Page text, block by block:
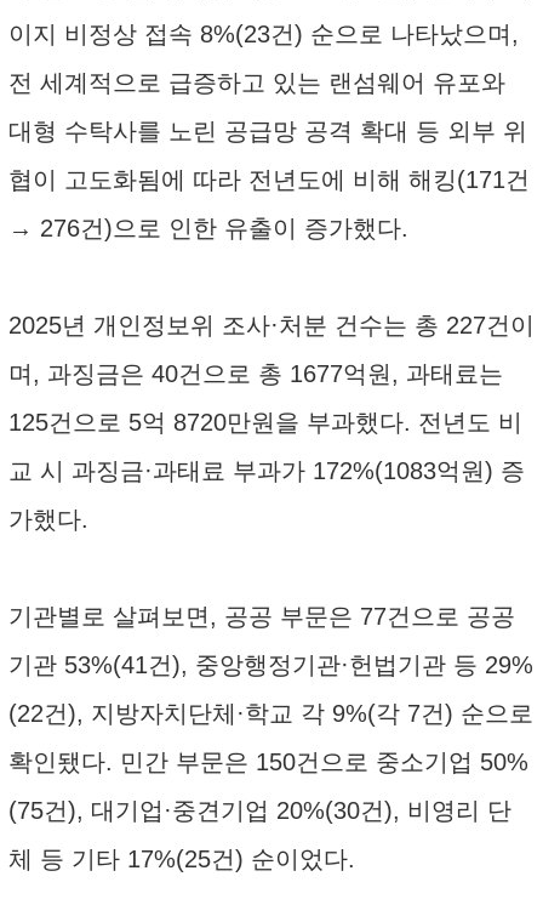
이지 비정상 접속 8%(23건) 순으로 나타났으며,
전 세계적으로 급증하고 있는 랜섬웨어 유포와
대형 수탁사를 노린 공급망 공격 확대 등 외부 위
협이 고도화됨에 따라 전년도에 비해 해킹(171건
→ 276건)으로 인한 유출이 증가했다.
2025년 개인정보위 조사·처분 건수는 총 227건이
며, 과징금은 40건으로 총 1677억원, 과태료는
125건으로 5억 8720만원을 부과했다. 전년도 비
교 시 과징금·과태료 부과가 172%(1083억원) 증
가했다.
기관별로 살펴보면, 공공 부문은 77건으로 공공
기관 53%(41건), 중앙행정기관·헌법기관 등 29%
(22건), 지방자치단체·학교 각 9%(각 7건) 순으로
확인됐다. 민간 부문은 150건으로 중소기업 50%
(75건), 대기업·중견기업 20%(30건), 비영리 단
체 등 기타 17%(25건) 순이었다.